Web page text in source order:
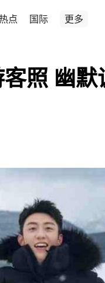
点 国际 更多
照 幽